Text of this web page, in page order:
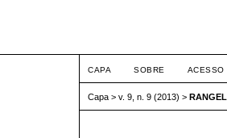
CAPA SOBRE ACESSO
Capa > v. 9, n. 9 (2013) > RANGEL